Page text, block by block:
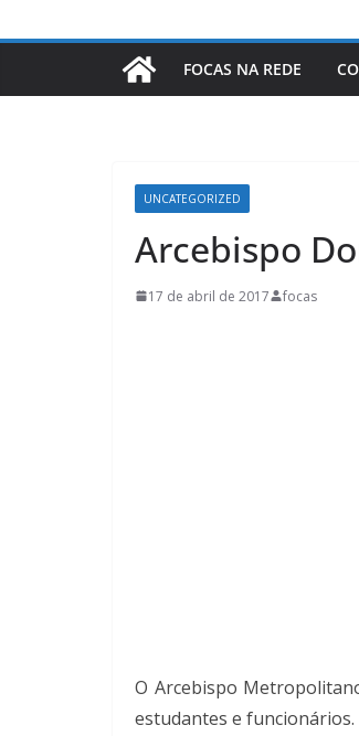
FOCAS NA REDE
UNCATEGORIZED
Arcebispo
17 de abril de 2017 focas
O Arcebispo
estudantes e